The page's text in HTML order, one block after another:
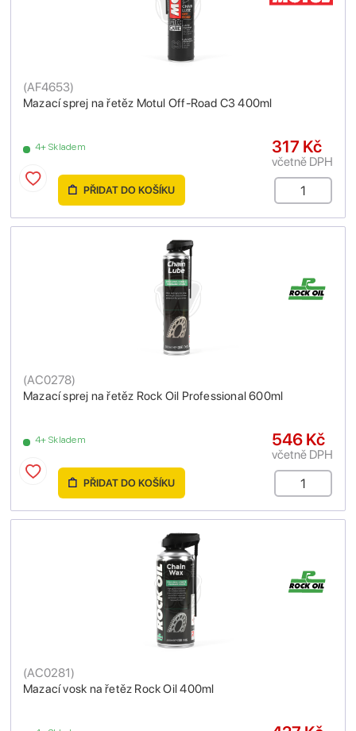
Mazací sprej na řetěz Motul Off-Road C3 400ml
(AF4653)
4+ Skladem 317 Kč
včetně DPH
PŘIDAT DO KOŠÍKU
Mazací sprej na řetěz Rock Oil Professional 600ml
(AC0278)
4+ Skladem 546 Kč
včetně DPH
PŘIDAT DO KOŠÍKU
Mazací vosk na řetěz Rock Oil 400ml
(AC0281)